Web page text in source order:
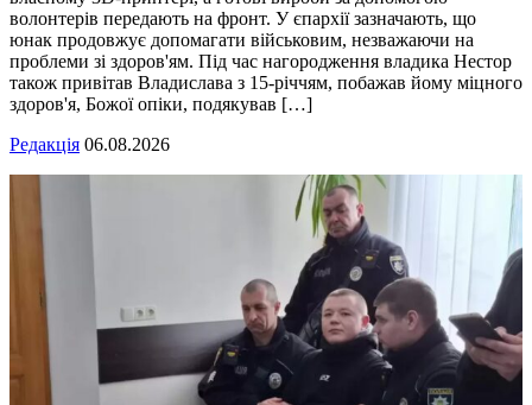
волонтерів передають на фронт. У єпархії зазначають, що
юнак продовжує допомагати військовим, незважаючи на
проблеми зі здоров'ям. Під час нагородження владика Нестор
також привітав Владислава з 15-річчям, побажав йому міцного
здоров'я, Божої опіки, подякував […]
Редакція 06.08.2026